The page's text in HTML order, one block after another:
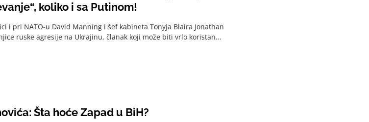
koliko i sa Putinom!
i pri NATO-u David Manning i šef kabineta Tonyja Blaira Jonathan
ruske agresije na Ukrajinu, članak koji može biti vrlo koristan...
Šta hoće Zapad u BiH?